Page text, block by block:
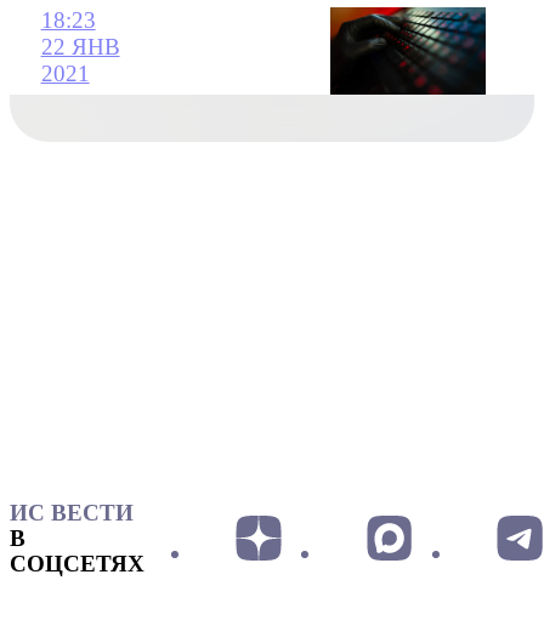
18:23
22 ЯНВ
2021
ИС ВЕСТИ
В
СОЦСЕТЯХ